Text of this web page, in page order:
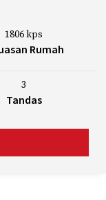
1806 kps
Rumah
3
Tandas